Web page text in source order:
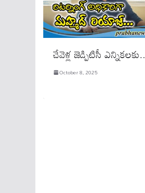
చేవెళ్ల జెడ్పిటిసీ ఎన్నికలకు..
October 8, 2025